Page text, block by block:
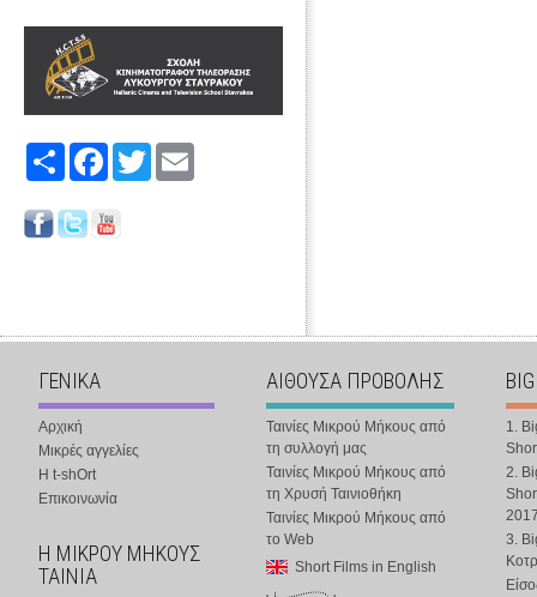
Share FacebookTwitter
ΓΕΝΙΚΑ
Αρχική
Μικρές αγγελίες
Η t-shOrt
Επικοινωνία
Η ΜΙΚΡΟΥ ΜΗΚΟΥΣ
ΤΑΙΝΙΑ
ΑΙΘΟΥΣΑ ΠΡΟΒΟΛΗΣ
Ταινίες Μικρού Μήκους από
τη συλλογή μας
Ταινίες Μικρού Μήκους από
τη Χρυσή Ταινιοθήκη
Ταινίες Μικρού Μήκους από
το Web
Short Films in English
1.
2.
3.